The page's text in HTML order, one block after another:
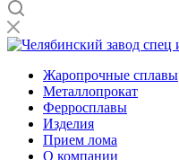
Жаропрочные сплавы
Металлопрокат
Ферросплавы
Изделия
Прием лома
О компании